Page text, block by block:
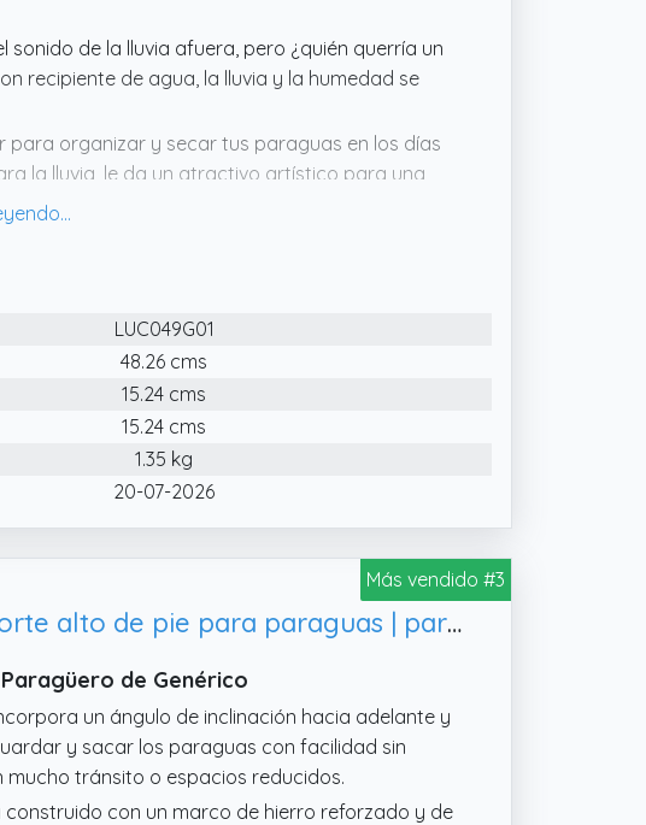
de la lluvia afuera, pero ¿quién querría un
recipiente de agua, la lluvia y la humedad se
organizar y secar tus paraguas en los días
la lluvia, le da un atractivo artístico para una
bandeja de goteo, 2 ganchos largos, 2
proteger el suelo
LUC049G01
48.26 cms
15.24 cms
15.24 cms
1.35 kg
20-07-2026
Más vendido #3
Genérico Paragüero | Cesta de Almacenaje para Bastones - Soporte alto de pie para paraguas | para el pasillo interior, lugar de trabajo y
de Genérico
un ángulo de inclinación hacia adelante y
y sacar los paraguas con facilidad sin
tránsito o espacios reducidos.
con un marco de hierro reforzado y de